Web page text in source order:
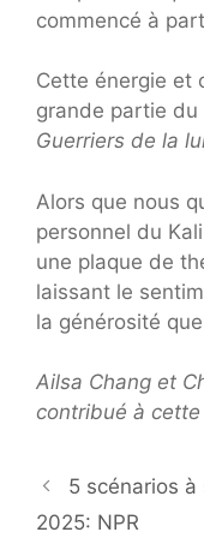
commencé à
Cette énergie et
grande partie
Guerriers de la
Alors que nous
personnel du
une plaque de
laissant le
la générosité
Ailsa Chang et
contribué à cette
5 scénarios
2025: NPR